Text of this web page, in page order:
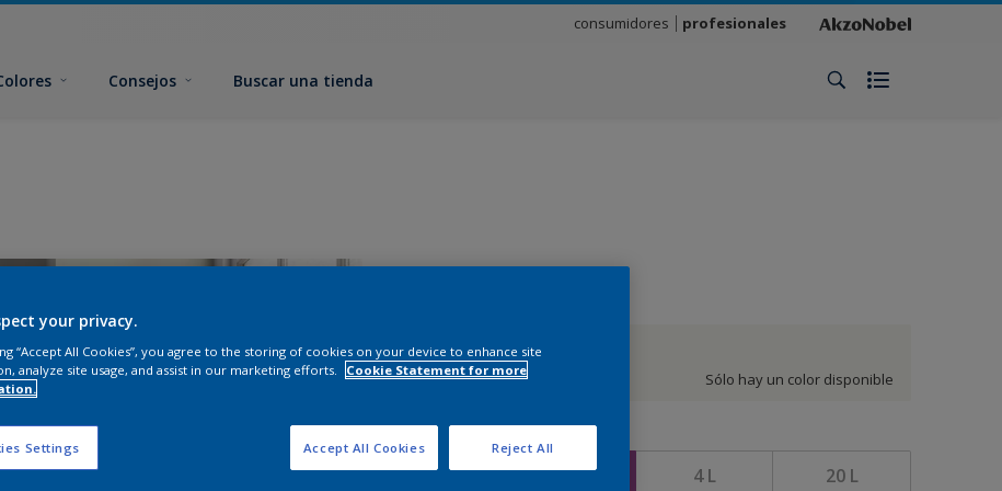
consumidores profesionales
Consejos Buscar una tienda
Blanco
Sólo hay un color disponible
Tamaño
1 L 4 L 20 L
your privacy.
“Accept All Cookies”, you agree to the storing of cookies on your device to enhance site
analyze site usage, and assist in our marketing efforts.
Cookie Statement for more
Settings Reject All
Accept All Cookies